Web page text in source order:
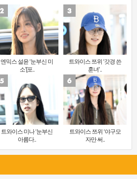
엔믹스 설윤 ‘눈부신 미
소’[포..
트와이스 쯔위 ‘갓경 쓴
훈녀’..
트와이스 미나 ‘눈부신
아름다..
트와이스 쯔위 ‘야구모
자만 써..